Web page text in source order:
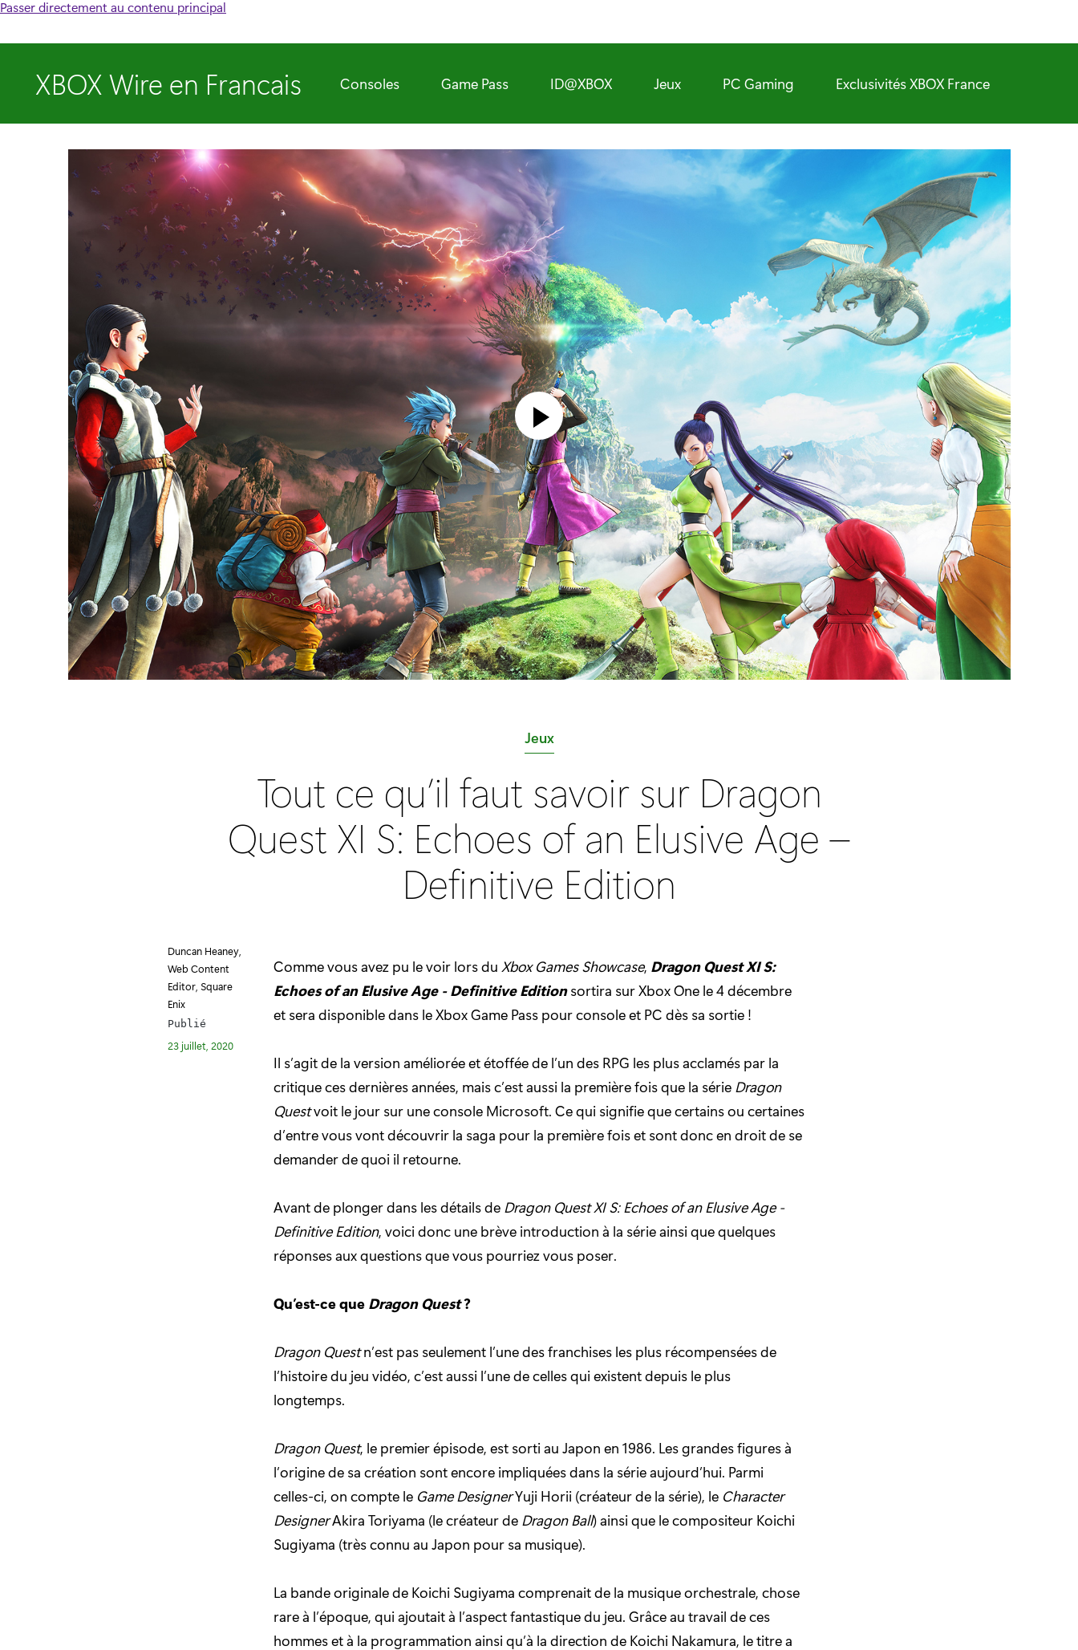
Passer directement au contenu principal
XBOX Wire en Francais Consoles Game Pass ID@XBOX Jeux PC Gaming Exclusivités XBOX France
C
g
o
r
Jeux
Tout ce qu’il faut savoir sur Dragon
Quest XI S: Echoes of an Elusive Age –
Definitive Edition
Duncan Heaney,
Web Content
Editor, Square
Enix
Publié
23 juillet, 2020
Comme vous avez pu le voir lors du Xbox Games Showcase, Dragon Quest XI S:
Echoes of an Elusive Age - Definitive Editionsortira sur Xbox One le 4 décembre
et sera disponible dans le Xbox Game Pass pour console et PC dès sa sortie !
Il s’agit de la version améliorée et étoffée de l’un des RPG les plus acclamés par la
critique ces dernières années, mais c’est aussi la première fois que la série Dragon
Questvoit le jour sur une console Microsoft. Ce qui signifie que certains ou certaines
d’entre vous vont découvrir la saga pour la première fois et sont donc en droit de se
demander de quoi il retourne.
Avant de plonger dans les détails de Dragon Quest XI S: Echoes of an Elusive Age -
Definitive Edition, voici donc une brève introduction à la série ainsi que quelques
réponses aux questions que vous pourriez vous poser.
Qu’est-ce que Dragon Quest?
Dragon Questn’est pas seulement l’une des franchises les plus récompensées de
l’histoire du jeu vidéo, c’est aussi l’une de celles qui existent depuis le plus
longtemps.
Dragon Quest, le premier épisode, est sorti au Japon en 1986. Les grandes figures à
l’origine de sa création sont encore impliquées dans la série aujourd’hui. Parmi
celles-ci, on compte le Game DesignerYuji Horii (créateur de la série), le Character
DesignerAkira Toriyama (le créateur de Dragon Ball) ainsi que le compositeur Koichi
Sugiyama (très connu au Japon pour sa musique).
La bande originale de Koichi Sugiyama comprenait de la musique orchestrale, chose
rare à l’époque, qui ajoutait à l’aspect fantastique du jeu. Grâce au travail de ces
hommes et à la programmation ainsi qu’à la direction de Koichi Nakamura, le titre a